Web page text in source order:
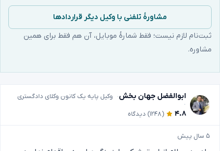
مشاورهٔ تلفنی با وکیل دیگر قراردادها
ثبت‌نام لازم نیست؛ فقط شمارهٔ موبایل، آن هم فقط برای همین
مشاوره.
ابوالفضل جهان بخش وکیل پایه یک کانون وکلای دادگستری
۴.۸ (۱۲۴۸) دیدگاه
۵ سال پیش